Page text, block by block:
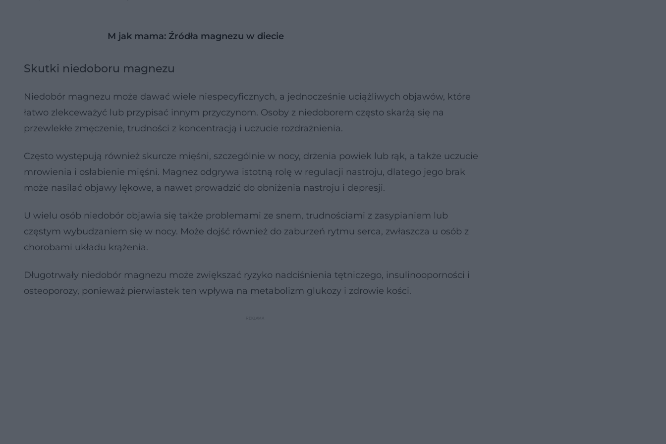
M jak mama: Źródła magnezu w diecie
Skutki niedoboru magnezu
Niedobór magnezu może dawać wiele niespecyficznych, a jednocześnie uciążliwych objawów, które
łatwo zlekceważyć lub przypisać innym przyczynom. Osoby z niedoborem często skarżą się na
przewlekłe zmęczenie, trudności z koncentracją i uczucie rozdrażnienia.
Często występują również skurcze mięśni, szczególnie w nocy, drżenia powiek lub rąk, a także uczucie
mrowienia i osłabienie mięśni. Magnez odgrywa istotną rolę w regulacji nastroju, dlatego jego brak
może nasilać objawy lękowe, a nawet prowadzić do obniżenia nastroju i depresji.
U wielu osób niedobór objawia się także problemami ze snem, trudnościami z zasypianiem lub
częstym wybudzaniem się w nocy. Może dojść również do zaburzeń rytmu serca, zwłaszcza u osób z
chorobami układu krążenia.
Długotrwały niedobór magnezu może zwiększać ryzyko nadciśnienia tętniczego, insulinooporności i
osteoporozy, ponieważ pierwiastek ten wpływa na metabolizm glukozy i zdrowie kości.